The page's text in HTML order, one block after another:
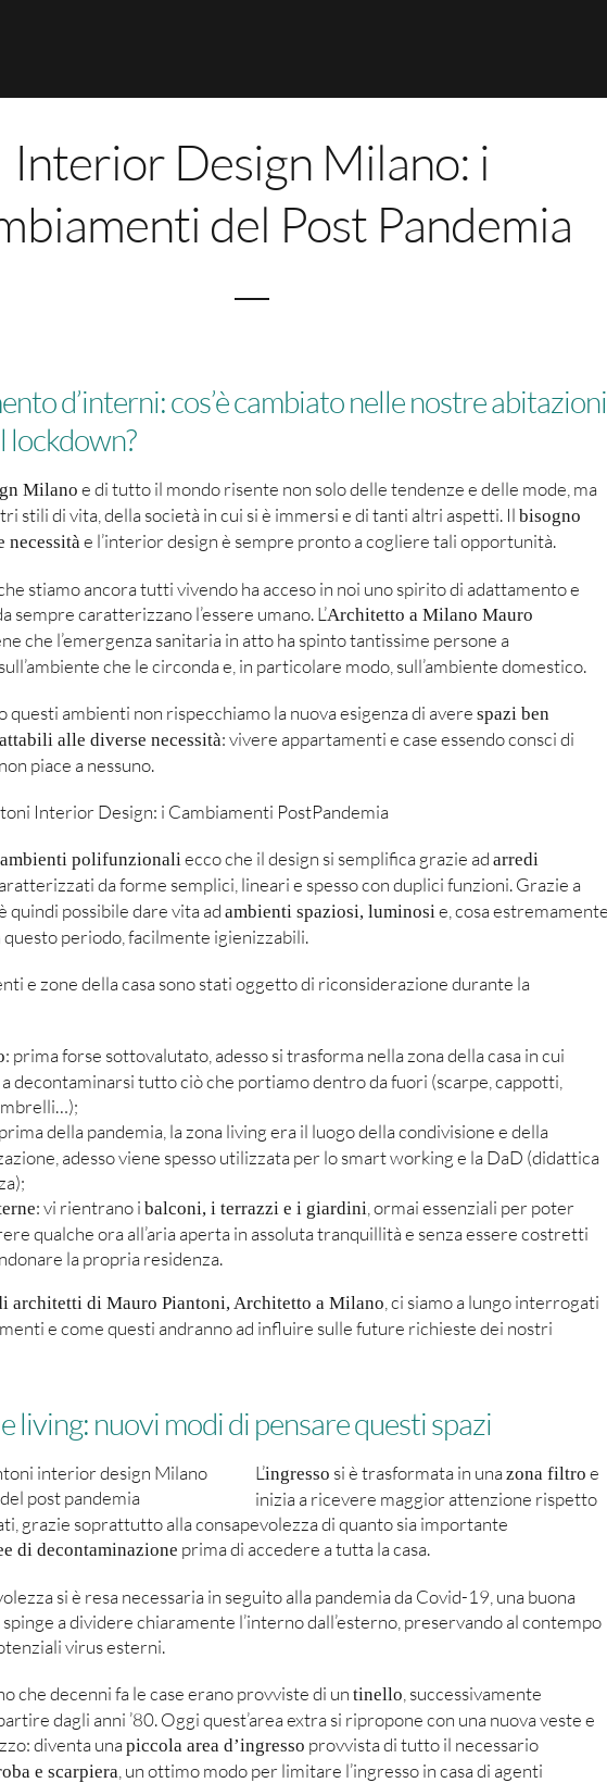
Interior Design Milano: i
del Post Pandemia
d’interni: cos’è cambiato nelle nostre abitazioni
lockdown?
Milano e di tutto il mondo risente non solo delle tendenze e delle mode, ma
stili di vita, della società in cui si è immersi e di tanti altri aspetti. Il bisogno
necessitàe l’interior design è sempre pronto a cogliere tali opportunità.
stiamo ancora tutti vivendo ha acceso in noi uno spirito di adattamento e
sempre caratterizzano l’essere umano. L’Architetto a Milano Mauro
che l’emergenza sanitaria in atto ha spinto tantissime persone a
che le circonda e, in particolare modo, sull’ambiente domestico.
questi ambienti non rispecchiamo la nuova esigenza di avere spazi ben
alle diverse necessità: vivere appartamenti e case essendo consci di
piace a nessuno.
ambienti polifunzionaliecco che il design si semplifica grazie ad arredi
da forme semplici, lineari e spesso con duplici funzioni. Grazie a
quindi possibile dare vita ad ambienti spaziosi, luminosie, cosa
periodo, facilmente igienizzabili.
e zone della casa sono stati oggetto di riconsiderazione durante la
: prima forse sottovalutato, adesso si trasforma nella zona della casa in cui
decontaminarsi tutto ciò che portiamo dentro da fuori (scarpe, cappotti,
della pandemia, la zona living era il luogo della condivisione e della
adesso viene spesso utilizzata per lo smart working e la DaD (didattica
: vi rientrano i balconi, i terrazzi e i giardini , ormai essenziali per poter
qualche ora all’aria aperta in assoluta tranquillità e senza essere costretti
la propria residenza.
architetti di Mauro Piantoni, Architetto a Milano , ci siamo a lungo interrogati
e come questi andranno ad influire sulle future richieste dei nostri
living: nuovi modi di pensare questi spazi
L’ingresso si è trasformata in una zona filtro e
inizia a ricevere maggior attenzione rispetto
grazie soprattutto alla consapevolezza di quanto sia importante
di decontaminazione prima di accedere a tutta la casa.
si è resa necessaria in seguito alla pandemia da Covid-19, una buona
a dividere chiaramente l’interno dall’esterno, preservando al contempo
virus esterni.
che decenni fa le case erano provviste di un tinello , successivamente
dagli anni ’80. Oggi quest’area extra si ripropone con una nuova veste e
diventa una piccola area d’ingresso provvista di tutto il necessario
e scarpiera , un ottimo modo per limitare l’ingresso in casa di agenti